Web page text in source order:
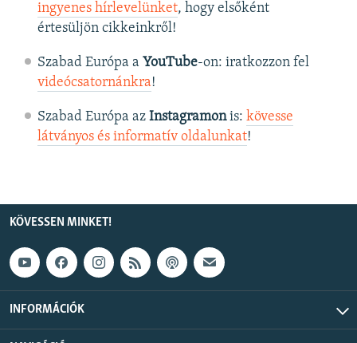
ingyenes hírlevelünket, hogy elsőként
értesüljön cikkeinkről!
Szabad Európa a YouTube-on: iratkozzon fel
videócsatornánkra!
Szabad Európa az Instagramonis: kövesse
látványos és informatív oldalunkat! ​
KÖVESSEN MINKET!
INFORMÁCIÓK